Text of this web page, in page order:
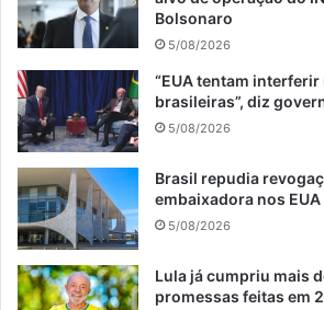
Bolsonaro
5/08/2026
“EUA tentam interferir
brasileiras”, diz
5/08/2026
Brasil repudia
embaixadora nos EUA
5/08/2026
Lula já cumpriu mais
promessas feitas em